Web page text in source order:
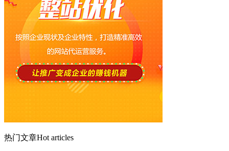
热门文章Hot articles